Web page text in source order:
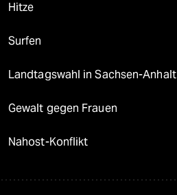
Hitze
Surfen
Landtagswahl in Sachsen-Anhalt
Gewalt gegen Frauen
Nahost-Konflikt